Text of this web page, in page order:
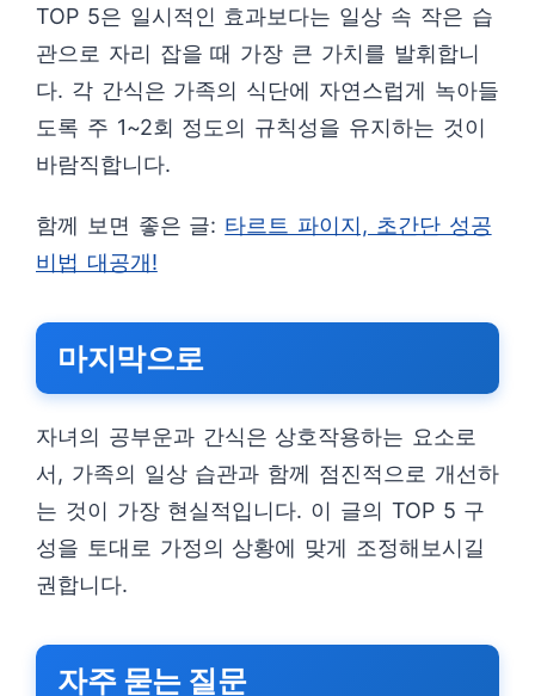
TOP 5은 일시적인 효과보다는 일상 속 작은 습
관으로 자리 잡을 때 가장 큰 가치를 발휘합니
다. 각 간식은 가족의 식단에 자연스럽게 녹아들
도록 주 1~2회 정도의 규칙성을 유지하는 것이
바람직합니다.
함께 보면 좋은 글: 타르트 파이지, 초간단 성공
비법 대공개!
마지막으로
자녀의 공부운과 간식은 상호작용하는 요소로
서, 가족의 일상 습관과 함께 점진적으로 개선하
는 것이 가장 현실적입니다. 이 글의 TOP 5 구
성을 토대로 가정의 상황에 맞게 조정해보시길
권합니다.
자주 묻는 질문